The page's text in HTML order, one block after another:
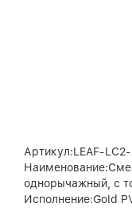
Артикул:LEAF-
однорычажный, с
Исполнение:Gold